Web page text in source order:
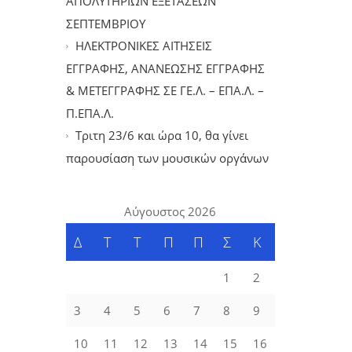
ΣΕΠΤΕΜΒΡΙΟΥ
ΗΛΕΚΤΡΟΝΙΚΕΣ ΑΙΤΗΣΕΙΣ
ΕΓΓΡΑΦΗΣ, ΑΝΑΝΕΩΣΗΣ ΕΓΓΡΑΦΗΣ
& ΜΕΤΕΓΓΡΑΦΗΣ ΣΕ ΓΕ.Λ. – ΕΠΑ.Λ. –
Π.ΕΠΑ.Λ.
Tριτη 23/6 και ώρα 10, θα γίνει
παρουσίαση των μουσικών οργάνων
Αύγουστος 2026
Δ Τ Τ Π Π Σ Κ
1 2
3 4 5 6 7 8 9
10 11 12 13 14 15 16